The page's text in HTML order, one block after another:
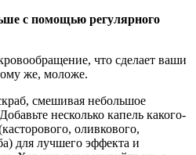
с помощью регулярного
что сделает ваши
же, моложе.
смешивая небольшое
несколько капель какого-
оливкового,
для лучшего эффекта и